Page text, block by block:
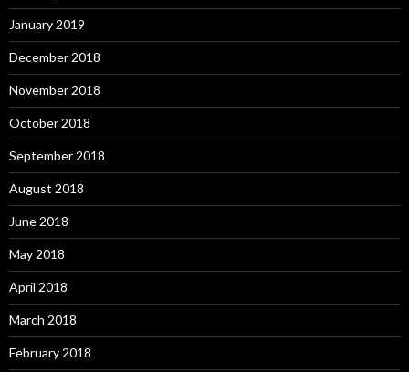
January 2019
December 2018
November 2018
October 2018
September 2018
August 2018
June 2018
May 2018
April 2018
March 2018
February 2018